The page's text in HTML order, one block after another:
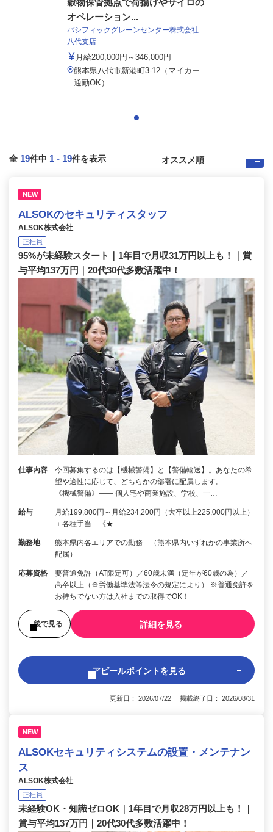
オペレーション...
パシフィックグレーンセンター株式会社
八代支店
月給200,000円～346,000円
熊本県八代市新港町3-12（マイカー
通勤OK）
全 19件中 1 - 19件を表示
NEW
ALSOKのセキュリティスタッフ
ALSOK株式会社
正社員
95%が未経験スタート｜1年目で月収31万円以上も！｜賞
与平均137万円｜20代30代多数活躍中！
仕事内容
今回募集するのは【機械警備】と【警備輸送】。あなたの希
望や適性に応じて、どちらかの部署に配属します。 ――
《機械警備》―― 個人宅や商業施設、学校、一…
給与
月給199,800円～月給234,200円（大卒以上225,000円以上）
＋各種手当 《★…
勤務地
熊本県内各エリアでの勤務 （熊本県内いずれかの事業所へ
配属）
応募資格
要普通免許（AT限定可）／60歳未満（定年が60歳の為）／
高卒以上（※労働基準法等法令の規定により） ※普通免許を
お持ちでない方は入社までの取得でOK！
後で見る 詳細を見る
アピールポイントを見る
更新日： 2026/07/22 掲載終了日： 2026/08/31
NEW
ALSOKセキュリティシステムの設置・メンテナン
ス
ALSOK株式会社
正社員
未経験OK・知識ゼロOK｜1年目で月収28万円以上も！｜
賞与平均137万円｜20代30代多数活躍中！